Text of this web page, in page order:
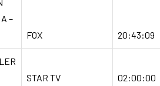
–
FOX 20:43:09
STAR TV 02:00:00